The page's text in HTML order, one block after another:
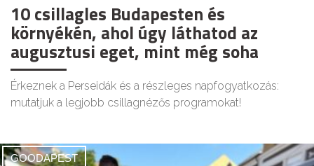
10 csillagles Budapesten és
környékén, ahol úgy láthatod az
augusztusi eget, mint még soha
Érkeznek a Perseidák és a részleges napfogyatkozás:
mutatjuk a legjobb csillagnézős programokat!
GOODAPEST